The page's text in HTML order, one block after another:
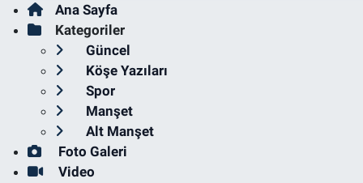
Ana Sayfa
Kategoriler
Güncel
Köşe Yazıları
Spor
Manşet
Alt Manşet
Foto Galeri
Video